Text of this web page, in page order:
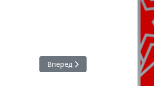
Следующий: Защита ВКР
Вперед